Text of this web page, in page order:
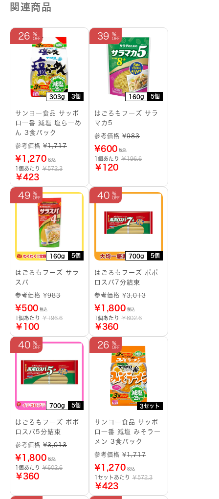
関連商品
303g 3個
26
サンヨー食品 サッポ
ロ一番 減塩 塩らーめ
ん 3食パック
参考価格 ¥1,717
¥1,270 税込
1個あたり ￥572.3
￥423
160g 5個
39
はごろもフーズ サラ
マカ5
参考価格 ¥983
¥600 税込
1個あたり ￥196.6
￥120
160g 5個
49
はごろもフーズ サラ
スパ
参考価格 ¥983
¥500 税込
1個あたり ￥196.6
￥100
700g 5個
40
はごろもフーズ ポポ
ロスパ7分結束
参考価格 ¥3,013
¥1,800 税込
1個あたり ￥602.6
￥360
700g 5個
40
はごろもフーズ ポポ
ロスパ5分結束
参考価格 ¥3,013
¥1,800 税込
1個あたり ￥602.6
￥360
3セット
26
サンヨー食品 サッポ
ロ一番 減塩 みそラー
メン 3食パック
参考価格 ¥1,717
¥1,270 税込
1セットあたり ￥572.3
￥423